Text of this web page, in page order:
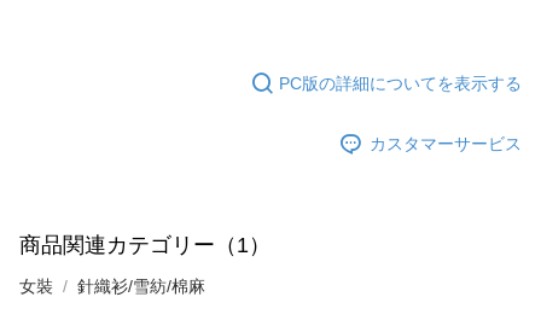
PC版の詳細についてを表示する
カスタマーサービス
商品関連カテゴリー（1）
女裝 針織衫/雪紡/棉麻